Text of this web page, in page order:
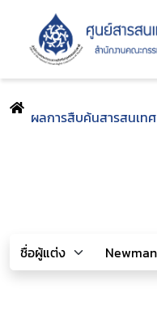
ผลการสืบค้นสารสนเทศ